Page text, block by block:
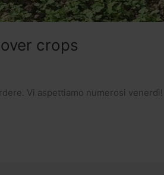
crops
Vi aspettiamo numerosi venerdì!